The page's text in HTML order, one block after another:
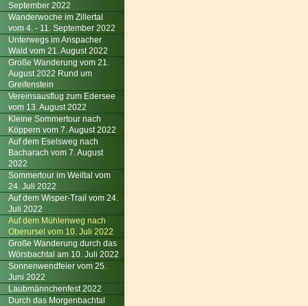
September 2022
Wanderwoche im Zillertal
vom 4. - 11. September 2022
Unterwegs im Anspacher
Wald vom 21. August 2022
Große Wanderung vom 21.
August 2022 Rund um
Greifenstein
Vereinsausflug zum Edersee
vom 13. August 2022
Kleine Sommertour nach
Köppern vom 7. August 2022
Auf dem Eselsweg nach
Bacharach vom 7. August
2022
Sommertour im Weiltal vom
24. Juli 2022
Auf dem Wisper-Trail vom 24.
Juli 2022
Auf dem Mühlenweg nach
Oberursel vom 10. Juli 2022
Große Wanderung durch das
Wörsbachtal am 10. Juli 2022
Sonnenwendfeier vom 25.
Juni 2022
Laubmännchenfest 2022
Durch das Morgenbachtal